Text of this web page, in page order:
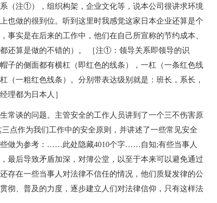
（注①），组织构架，企业文化等，说本公司很讲求环境
也做的很到位。听到这里时我感觉这家日本企业还算是个
事实是在后来的工作中，他们在自己所宣称的节约成本、
还算是做的不错的）。 ［注①：领导关系即领导的识
子的侧面都有横杠（即红色的线条），一杠（一条红色线
（一粗红色线条）。分别带表达级别就是：班长，系长，
理都为日本人］
常谈的问题。主管安全的工作人员讲到了一个三不伤害原
点作为我们工作中的安全原则，并讲述了一些常见安全
做为参考： ……此处隐藏4010个字……自知;有些当事人
最后导致矛盾加深，对簿公堂，以至于本来可以避免通过
存在一些当事人对法律不信任的情况，他们质疑发律的公
彻、普及的力度，逐步建立人们对法律信仰，只有这样法